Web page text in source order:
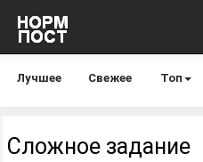
Лучшее Свежее Топ
Сложное задание